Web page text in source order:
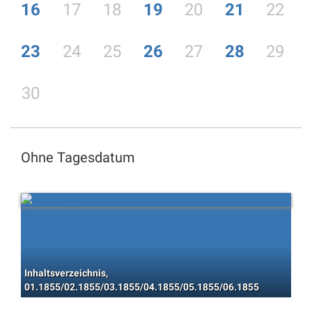
16 17 18 19 20 21 22
23 24 25 26 27 28 29
30
Ohne Tagesdatum
Inhaltsverzeichnis,
01.1855/02.1855/03.1855/04.1855/05.1855/06.1855